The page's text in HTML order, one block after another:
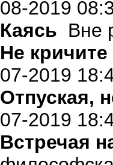
08-2019
Каясь Вне
Не
07-2019
Отпуская,
07-2019
Встречая